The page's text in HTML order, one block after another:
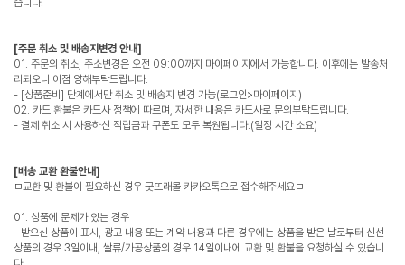
습니다.
[주문 취소 및 배송지변경 안내]
01. 주문의 취소, 주소변경은 오전 09:00까지 마이페이지에서 가능합니다. 이후에는 발송처
리되오니 이점 양해부탁드립니다.
- [상품준비] 단계에서만 취소 및 배송지 변경 가능(로그인>마이페이지)
02. 카드 환불은 카드사 정책에 따르며, 자세한 내용은 카드사로 문의부탁드립니다.
- 결제 취소 시 사용하신 적립금과 쿠폰도 모두 복원됩니다.(일정 시간 소요)
[배송 교환 환불안내]
ㅁ교환 및 환불이 필요하신 경우 굿뜨래몰 카카오톡으로 접수해주세요ㅁ
01. 상품에 문제가 있는 경우
- 받으신 상품이 표시, 광고 내용 또는 계약 내용과 다른 경우에는 상품을 받은 날로부터 신선
상품의 경우 3일이내, 쌀류/가공상품의 경우 14일이내에 교환 및 환불을 요청하실 수 있습니